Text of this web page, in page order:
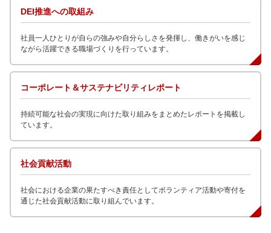
DEI推進への取組み
社員一人ひとりが自らの強みや自分らしさを発揮し、働きがいを感じ
ながら活躍できる職場づくりを行っています。
コーポレート＆サステナビリティレポート
持続可能な社会の実現に向けた取り組みをまとめたレポートを掲載し
ています。
社会貢献活動
社会における企業の果たすべき責任としてボランティア活動や寄付を
通じた社会貢献活動に取り組んでいます。